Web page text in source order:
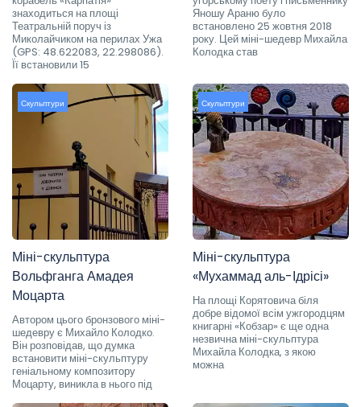
знаходиться на площі
Театральній поруч із
Миколайчиком на перилах Ужа
(GPS: 48.622083, 22.298086).
Її встановили 15
Яношу Араню було
встановлено 25 жовтня 2018
року. Цей міні-шедевр Михайла
Колодка став
Скульптури
Міні-скульптура
Вольфганга Амадея
Моцарта
Автором цього бронзового міні-
шедевру є Михайло Колодко.
Він розповідав, що думка
встановити міні-скульптуру
геніальному композитору
Моцарту, виникла в нього під
Скульптури
Міні-скульптура
«Мухаммад аль-Ідрісі»
На площі Корятовича біля
добре відомої всім ужгородцям
книгарні «Кобзар» є ще одна
незвична міні-скульптура
Михайла Колодка, з якою
можна